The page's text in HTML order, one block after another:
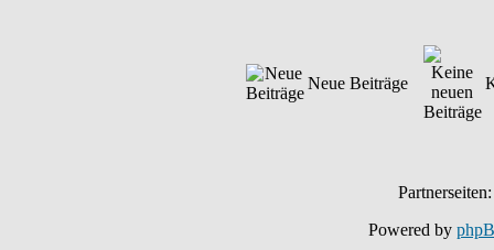
Neue Beiträge
Powered by